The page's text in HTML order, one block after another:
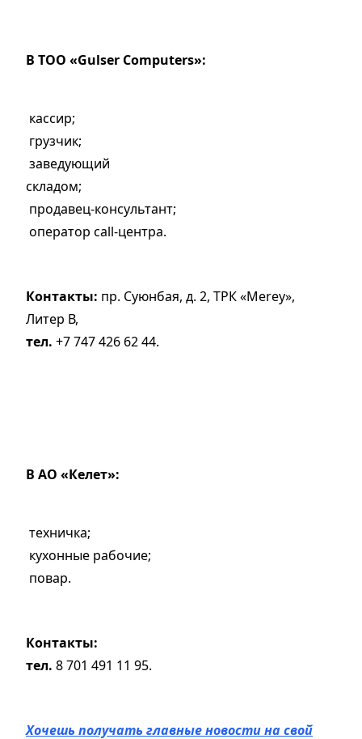
В ТОО «Gulser Computers»:
кассир;
грузчик;
заведующий
складом;
продавец-консультант;
оператор сall-центра.
Контакты: пр. Суюнбая, д. 2, ТРК «Merey»,
Литер В,
тел. +7 747 426 62 44.
В АО «Келет»:
техничка;
кухонные рабочие;
повар.
Контакты:
тел. 8 701 491 11 95.
Хочешь получать главные новости на свой